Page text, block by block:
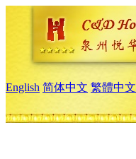
English 简体中文 繁體中文